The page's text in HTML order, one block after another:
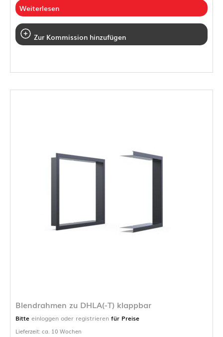
Weiterlesen
Zur Kommission hinzufügen
Blendrahmen zu DHLA(-T) klappbar
Bitte einloggen oder registrieren für Preise
Lieferzeit: ca. 10 Wochen